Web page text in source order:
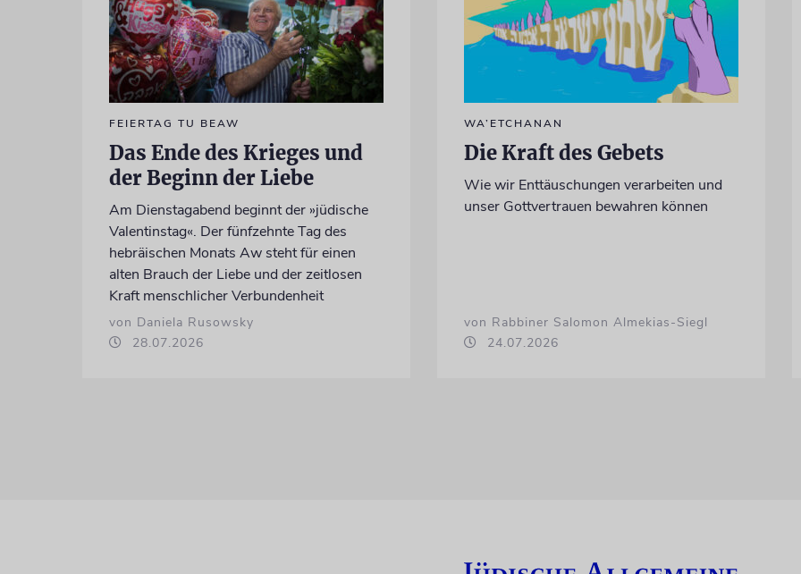
FEIERTAG TU BEAW
Das Ende des Krieges und
der Beginn der Liebe
Am Dienstagabend beginnt der »jüdische
Valentinstag«. Der fünfzehnte Tag des
hebräischen Monats Aw steht für einen
alten Brauch der Liebe und der zeitlosen
Kraft menschlicher Verbundenheit
von Daniela Rusowsky
28.07.2026
WA’ETCHANAN
Die Kraft des Gebets
Wie wir Enttäuschungen verarbeiten und
unser Gottvertrauen bewahren können
von Rabbiner Salomon Almekias-Siegl
24.07.2026